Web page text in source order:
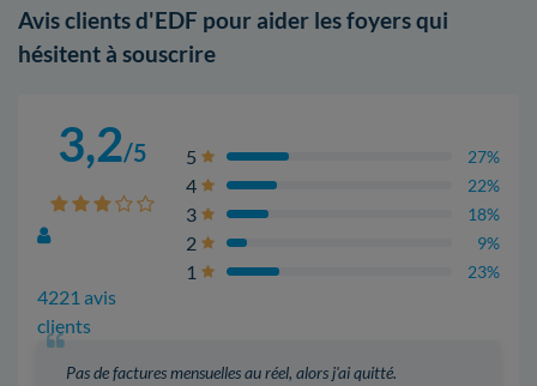
Avis clients d'EDF pour aider les foyers qui
hésitent à souscrire
3,2/5
4221 avis
clients
5 27%
4 22%
3 18%
2 9%
1 23%
Pas de factures mensuelles au réel, alors j'ai quitté.